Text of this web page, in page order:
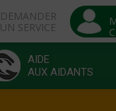
DEMANDER
UN SERVICE
AIDE
AUX AIDANTS